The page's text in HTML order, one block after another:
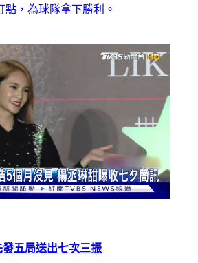
，為球隊拿下勝利。
五局送出七次三振